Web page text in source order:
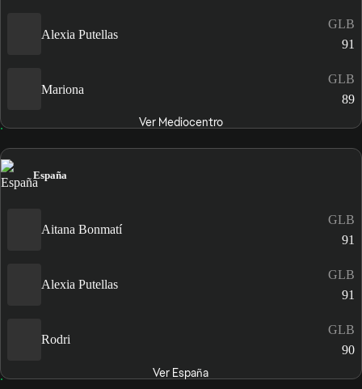
Alexia Putellas
GLB
91
Mariona
GLB
89
Ver Mediocentro
España
Aitana Bonmatí
GLB
91
Alexia Putellas
GLB
91
Rodri
GLB
90
Ver España